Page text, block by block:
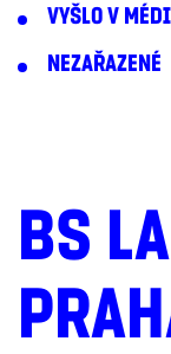
VYŠLO V
NEZAŘAZENÉ
BS